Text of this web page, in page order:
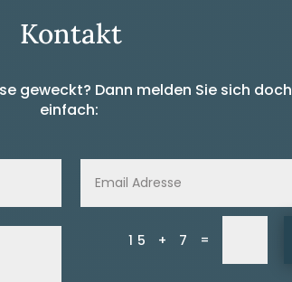
Kontakt
geweckt? Dann melden Sie sich doch
einfach:
15 + 7 =